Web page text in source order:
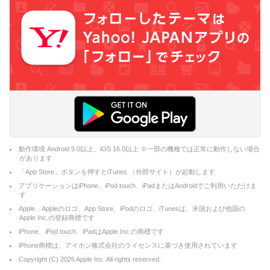
動作環境 Android 9.0以上、iOS 16.0以上 ※一部の機種では正常に動作しない場合
があります
「App Store」ボタンを押すとiTunes （外部サイト）が起動します
アプリケーションはiPhone、iPod touch、iPadまたはAndroidでご利用いただけま
す
Apple、Appleのロゴ、App Store、iPodのロゴ、iTunesは、米国および他国の
Apple Inc.の登録商標です
iPhone、iPod touch、iPadはApple Inc.の商標です
iPhone商標は、アイホン株式会社のライセンスに基づき使用されています
Copyright (C) 2026Apple Inc. All rights reserved.